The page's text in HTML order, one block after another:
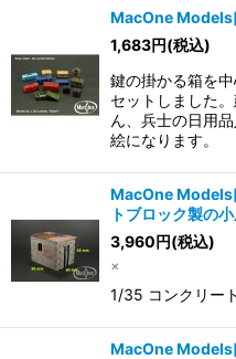
MacOne
1,683円(税込)
鍵の掛かる箱を
セットしました
ん、兵士の日用
絵になります。
MacOne
トブロック製の
3,960円(税込)
×
1/35 コンクリー
MacOne